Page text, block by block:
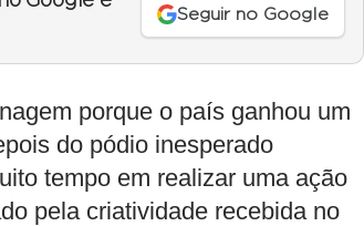
Seguir no Google
porque o país ganhou um
do pódio inesperado
tempo em realizar uma ação
pela criatividade recebida no